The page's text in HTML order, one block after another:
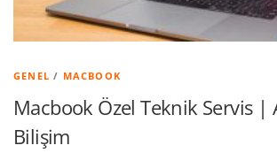
GENEL / MACBOOK
Macbook Özel Teknik Servis |
Bilişim